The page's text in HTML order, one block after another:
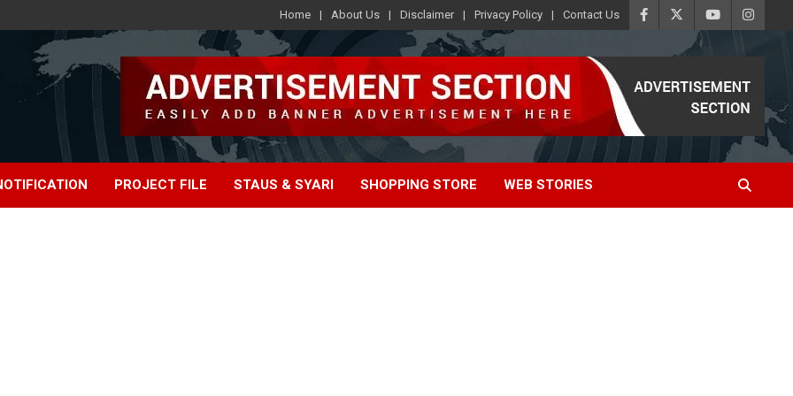
Home About Us Disclaimer Privacy Policy Contact Us
PROJECT FILE STAUS & SYARI SHOPPING STORE WEB STORIES